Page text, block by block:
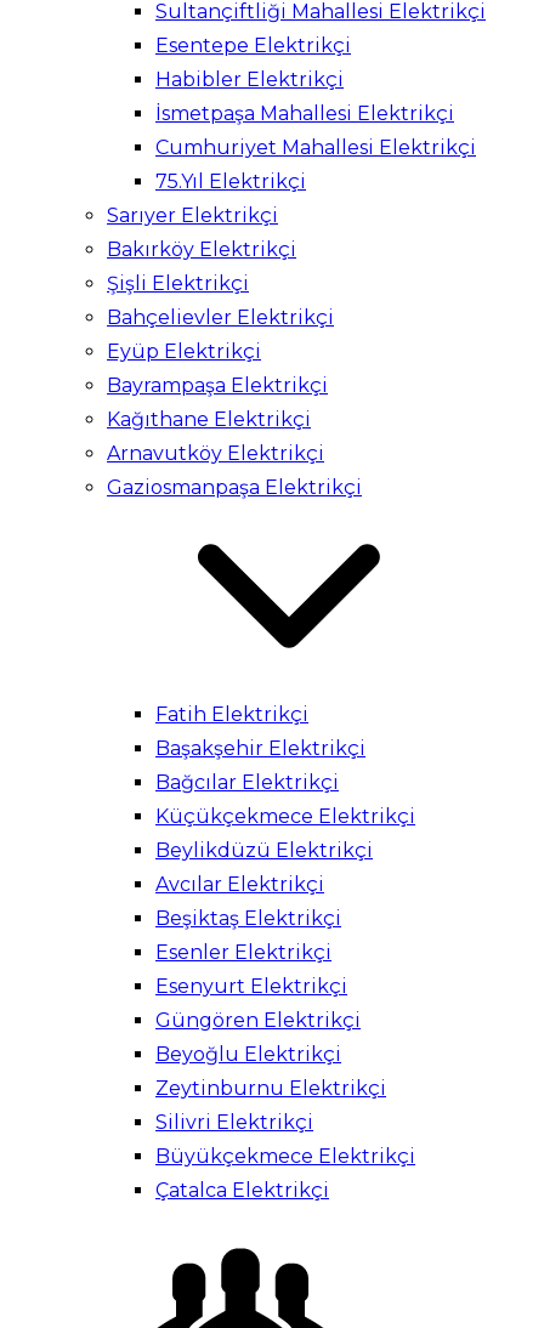
Sultançiftliği Mahallesi Elektrikçi
Esentepe Elektrikçi
Habibler Elektrikçi
İsmetpaşa Mahallesi Elektrikçi
Cumhuriyet Mahallesi Elektrikçi
75.Yıl Elektrikçi
Sarıyer Elektrikçi
Bakırköy Elektrikçi
Şişli Elektrikçi
Bahçelievler Elektrikçi
Eyüp Elektrikçi
Bayrampaşa Elektrikçi
Kağıthane Elektrikçi
Arnavutköy Elektrikçi
Gaziosmanpaşa Elektrikçi
Fatih Elektrikçi
Başakşehir Elektrikçi
Bağcılar Elektrikçi
Küçükçekmece Elektrikçi
Beylikdüzü Elektrikçi
Avcılar Elektrikçi
Beşiktaş Elektrikçi
Esenler Elektrikçi
Esenyurt Elektrikçi
Güngören Elektrikçi
Beyoğlu Elektrikçi
Zeytinburnu Elektrikçi
Silivri Elektrikçi
Büyükçekmece Elektrikçi
Çatalca Elektrikçi